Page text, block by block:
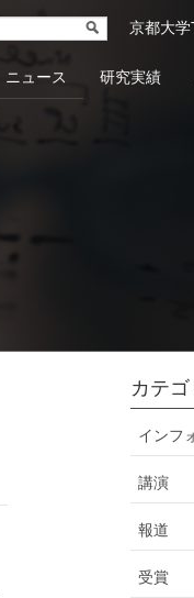
京都大
ニュース 研究実績
カテ
インフ
講演
報道
受賞